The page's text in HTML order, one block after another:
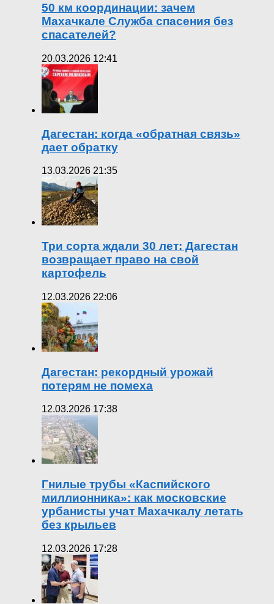
50 км координации: зачем
Махачкале Служба спасения без
спасателей?
20.03.2026 12:41
Дагестан: когда «обратная связь»
дает обратку
13.03.2026 21:35
Три сорта ждали 30 лет: Дагестан
возвращает право на свой
картофель
12.03.2026 22:06
Дагестан: рекордный урожай
потерям не помеха
12.03.2026 17:38
Гнилые трубы «Каспийского
миллионника»: как московские
урбанисты учат Махачкалу летать
без крыльев
12.03.2026 17:28